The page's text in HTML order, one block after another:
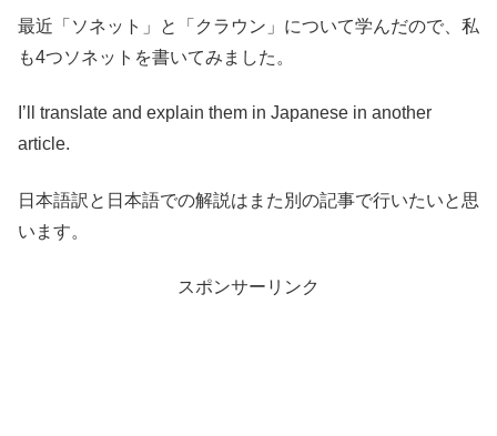
最近「ソネット」と「クラウン」について学んだので、私
も4つソネットを書いてみました。
I’ll translate and explain them in Japanese in another
article.
日本語訳と日本語での解説はまた別の記事で行いたいと思
います。
スポンサーリンク